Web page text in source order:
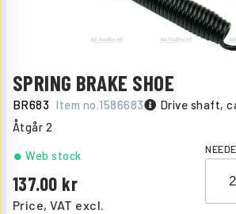
SPRING BRAKE SHOE
BR683 Item no.1586683 Drive shaft,
Åtgår 2
Price, VAT excl.
137.00
Web stock